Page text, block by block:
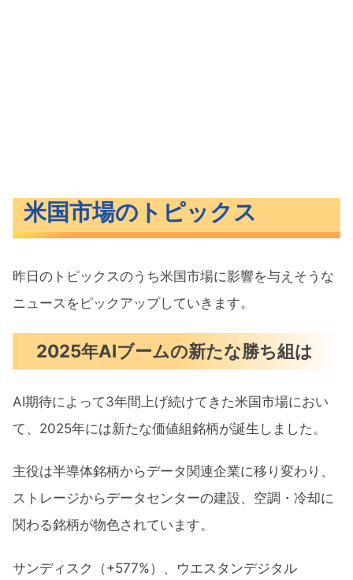
米国市場のトピックス
昨日のトピックスのうち米国市場に影響を与えそうな
ニュースをピックアップしていきます。
2025年AIブームの新たな勝ち組は
AI期待によって3年間上げ続けてきた米国市場におい
て、2025年には新たな価値組銘柄が誕生しました。
主役は半導体銘柄からデータ関連企業に移り変わり、
ストレージからデータセンターの建設、空調・冷却に
関わる銘柄が物色されています。
サンディスク（+577%）、ウエスタンデジタル